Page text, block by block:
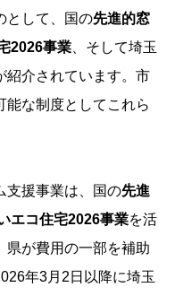
として、国の先進的窓
2026事業 、そして埼玉
紹介されています。市
能な制度としてこれら
支援事業は、国の先進
エコ住宅2026事業を活
県が費用の一部を補助
年3月2日以降に埼玉